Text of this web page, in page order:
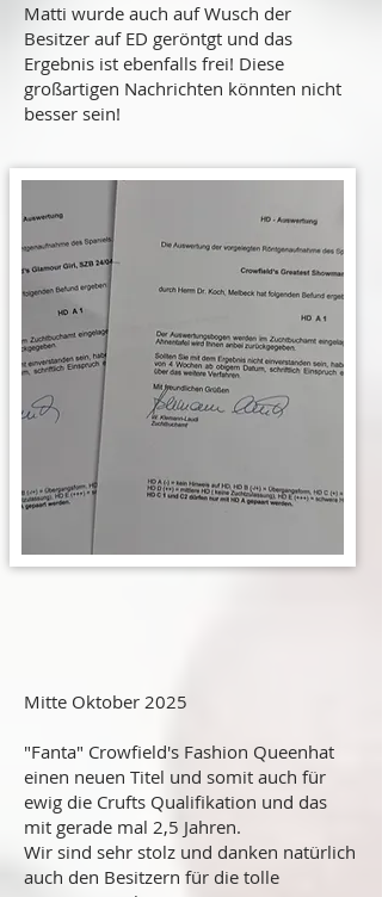
Matti wurde auch auf Wusch der
Besitzer auf ED geröntgt und das
Ergebnis ist ebenfalls frei! Diese
großartigen Nachrichten könnten nicht
besser sein!
Mitte Oktober 2025
"Fanta" Crowfield's Fashion Queenhat
einen neuen Titel und somit auch für
ewig die Crufts Qualifikation und das
mit gerade mal 2,5 Jahren.
Wir sind sehr stolz und danken natürlich
auch den Besitzern für die tolle